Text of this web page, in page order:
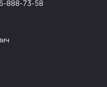
888-73-58